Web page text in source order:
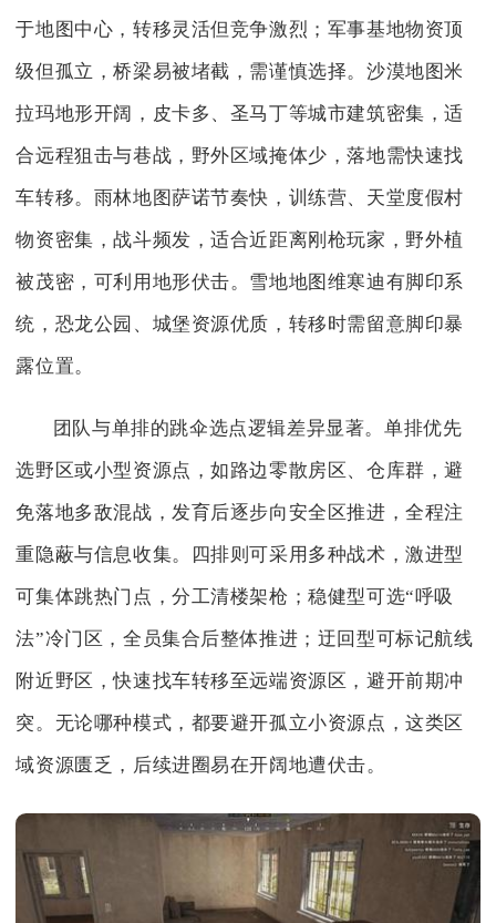
于地图中心，转移灵活但竞争激烈；军事基地物资顶
级但孤立，桥梁易被堵截，需谨慎选择。沙漠地图米
拉玛地形开阔，皮卡多、圣马丁等城市建筑密集，适
合远程狙击与巷战，野外区域掩体少，落地需快速找
车转移。雨林地图萨诺节奏快，训练营、天堂度假村
物资密集，战斗频发，适合近距离刚枪玩家，野外植
被茂密，可利用地形伏击。雪地地图维寒迪有脚印系
统，恐龙公园、城堡资源优质，转移时需留意脚印暴
露位置。
团队与单排的跳伞选点逻辑差异显著。单排优先
选野区或小型资源点，如路边零散房区、仓库群，避
免落地多敌混战，发育后逐步向安全区推进，全程注
重隐蔽与信息收集。四排则可采用多种战术，激进型
可集体跳热门点，分工清楼架枪；稳健型可选“呼吸
法”冷门区，全员集合后整体推进；迂回型可标记航线
附近野区，快速找车转移至远端资源区，避开前期冲
突。无论哪种模式，都要避开孤立小资源点，这类区
域资源匮乏，后续进圈易在开阔地遭伏击。